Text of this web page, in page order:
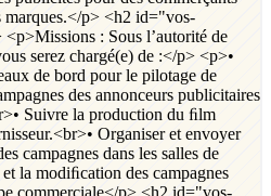
marques.</p> <h2 id="vos-
: Sous l’autorité de
serez chargé(e) de :</p> <p>•
de bord pour le pilotage de
des annonceurs publicitaires
Suivre la production du ﬁlm
Organiser et envoyer
campagnes dans les salles de
la modiﬁcation des campagnes
commerciale</p> <h2 id="vos-